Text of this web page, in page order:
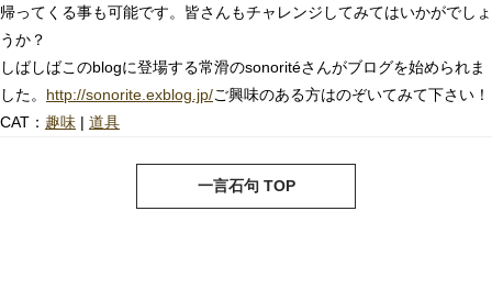
帰ってくる事も可能です。皆さんもチャレンジしてみてはいかがでしょ
うか？
しばしばこのblogに登場する常滑のsonoritéさんがブログを始められま
した。 http://sonorite.exblog.jp/ご興味のある方はのぞいてみて下さい！
CAT： 趣味 | 道具
一言石句 TOP